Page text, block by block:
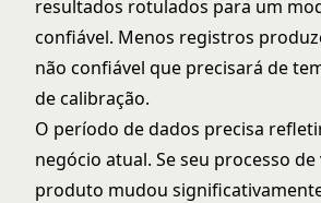
resultados rotulados para um
confiável. Menos registros
não confiável que precisará de
de calibração.
O período de dados precisa
negócio atual. Se seu processo de
produto mudou